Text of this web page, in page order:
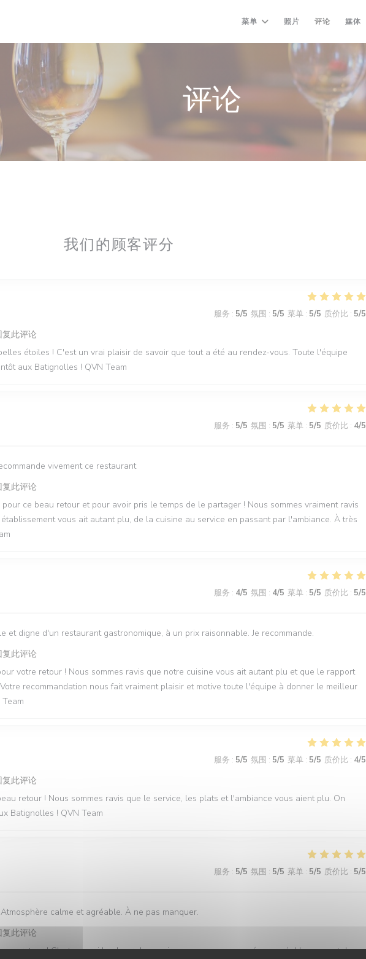
菜单 照片 评论 媒体
评论
我们的顾客评分
服务 : 5/5 氛围 : 5/5 菜单 : 5/5 质价比 : 5/5
复此评论
étoiles ! C'est un vrai plaisir de savoir que tout a été au rendez-vous. Toute l'équipe
aux Batignolles ! QVN Team
服务 : 5/5 氛围 : 5/5 菜单 : 5/5 质价比 : 4/5
vivement ce restaurant
复此评论
ce beau retour et pour avoir pris le temps de le partager ! Nous sommes vraiment ravis
vous ait autant plu, de la cuisine au service en passant par l'ambiance. À très
服务 : 4/5 氛围 : 4/5 菜单 : 5/5 质价比 : 5/5
et digne d'un restaurant gastronomique, à un prix raisonnable. Je recommande.
复此评论
votre retour ! Nous sommes ravis que notre cuisine vous ait autant plu et que le rapport
recommandation nous fait vraiment plaisir et motive toute l'équipe à donner le meilleur
服务 : 5/5 氛围 : 5/5 菜单 : 5/5 质价比 : 4/5
复此评论
retour ! Nous sommes ravis que le service, les plats et l'ambiance vous aient plu. On
Batignolles ! QVN Team
服务 : 5/5 氛围 : 5/5 菜单 : 5/5 质价比 : 5/5
calme et agréable. À ne pas manquer.
复此评论
retour ! C'est un vrai bonheur de savoir que vous avez passé un agréable moment dans